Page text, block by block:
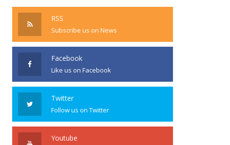
RSS
Subscribe us on News
Facebook
Like us on Facebook
Twitter
Follow us on Twitter
Youtube